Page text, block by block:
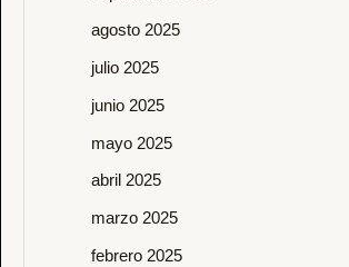
agosto 2025
julio 2025
junio 2025
mayo 2025
abril 2025
marzo 2025
febrero 2025